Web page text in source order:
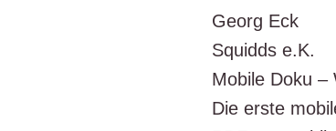
Georg Eck
Squ­idds e.K.
Mobi­le Doku
Die ers­te